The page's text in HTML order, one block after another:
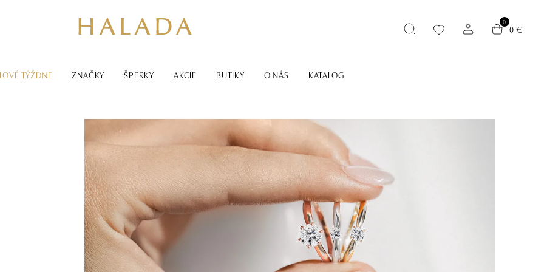
0
0 €
TÝŽDNE ZNAČKY ŠPERKY AKCIE BUTIKY O NÁS KATALOG